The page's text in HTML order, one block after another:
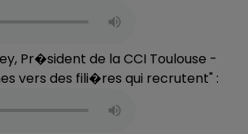
Pr�sident de la CCI Toulouse -
vers des fili�res qui recrutent" :